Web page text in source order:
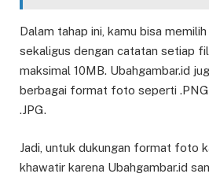
Dalam tahap ini, kamu bisa
sekaligus dengan catatan setiap
maksimal 10MB. Ubahgambar.id
berbagai format foto seperti .PNG,
.JPG.
Jadi, untuk dukungan format foto
khawatir karena Ubahgambar.id